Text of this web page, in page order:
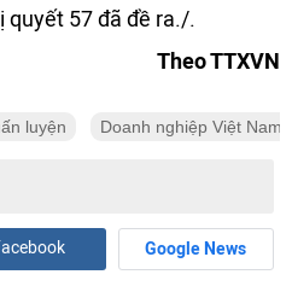
quyết 57 đã đề ra./.
Theo TTXVN
luyện Doanh nghiệp Việt Nam
Google News